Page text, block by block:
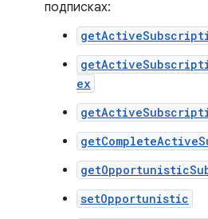
подписках:
ex
setOpportunistic